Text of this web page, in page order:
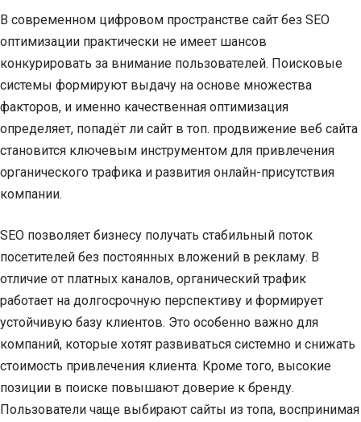
В современном цифровом пространстве сайт без SEO
оптимизации практически не имеет шансов
конкурировать за внимание пользователей. Поисковые
системы формируют выдачу на основе множества
факторов, и именно качественная оптимизация
определяет, попадёт ли сайт в топ. продвижение веб сайта
становится ключевым инструментом для привлечения
органического трафика и развития онлайн-присутствия
компании.
SEO позволяет бизнесу получать стабильный поток
посетителей без постоянных вложений в рекламу. В
отличие от платных каналов, органический трафик
работает на долгосрочную перспективу и формирует
устойчивую базу клиентов. Это особенно важно для
компаний, которые хотят развиваться системно и снижать
стоимость привлечения клиента. Кроме того, высокие
позиции в поиске повышают доверие к бренду.
Пользователи чаще выбирают сайты из топа, воспринимая